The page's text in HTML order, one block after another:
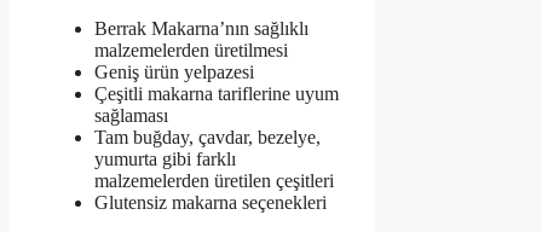
Berrak Makarna’nın sağlıklı
malzemelerden üretilmesi
Geniş ürün yelpazesi
Çeşitli makarna tariflerine uyum
sağlaması
Tam buğday, çavdar, bezelye,
yumurta gibi farklı
malzemelerden üretilen çeşitleri
Glutensiz makarna seçenekleri